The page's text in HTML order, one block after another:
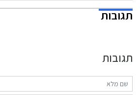
תגובות
תגובות